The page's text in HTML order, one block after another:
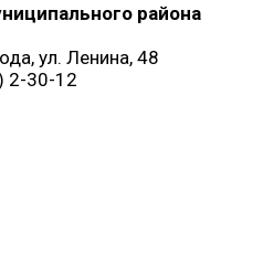
района
ул. Ленина, 48
2-30-12